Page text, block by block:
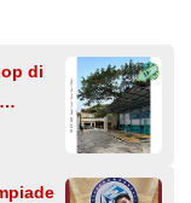
di